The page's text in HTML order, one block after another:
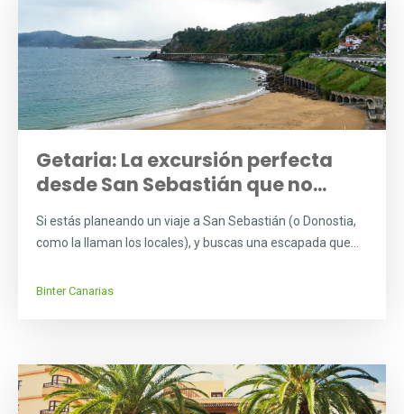
Getaria: La excursión perfecta
desde San Sebastián que no...
Si estás planeando un viaje a San Sebastián (o Donostia,
como la llaman los locales), y buscas una escapada que...
Binter Canarias